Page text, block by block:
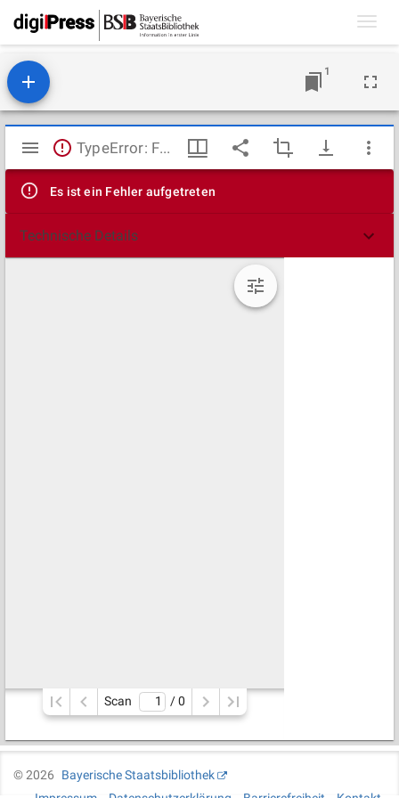
1
Mirador
Viewer
TypeError: Failed to fetch
Es ist ein Fehler aufgetreten
Technische Details
Scan / 0
©2026
Bayerische Staatsbibliothek